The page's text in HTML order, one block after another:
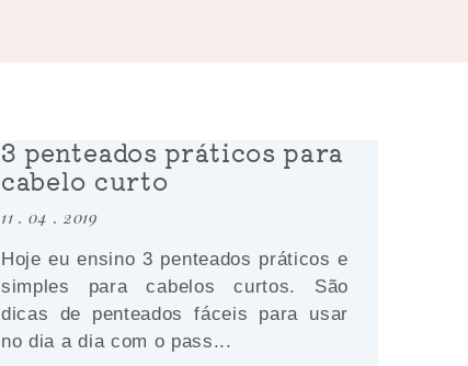
3 penteados práticos para
cabelo curto
11 . 04 . 2019
Hoje eu ensino 3 penteados práticos e
simples para cabelos curtos. São
dicas de penteados fáceis para usar
no dia a dia com o pass...